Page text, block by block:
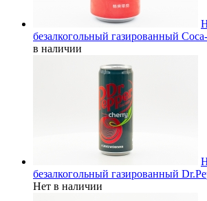
безалкогольный газированный
в наличии
безалкогольный газированный
Нет в наличии